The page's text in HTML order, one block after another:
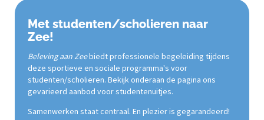
Met studenten/scholieren naar
Zee!
Beleving aan Zeebiedt professionele begeleiding tijdens
deze sportieve en sociale programma's voor
studenten/scholieren. Bekijk onderaan de pagina ons
gevarieerd aanbod voor studentenuitjes.
Samenwerken staat centraal. En plezier is gegarandeerd!